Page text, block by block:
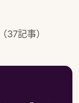
37記事）